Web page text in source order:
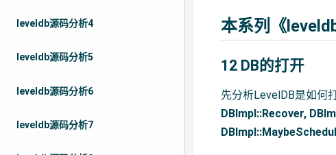
leveldb源码分析4
leveldb源码分析5
leveldb源码分析6
leveldb源码分析7
本系列《
12 DB的打开
先分析LevelDB是如何
DBImpl::Recover,